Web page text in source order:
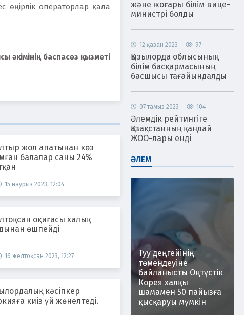
өңірлік операторлар қала
әкімінің баспасөз қызметі
жол апатынан көз
балалар саны 24%
15 наурыз 2023, 12:04
оқиғасы халық
өшпейді
16 желтоқсан 2023, 12:27
кәсіпкер
киіз үй жөнелтеді.
және жоғары білім вице-
министрі болды
12 қазан 2023 97
Қызылорда облысының
білім басқармасының
басшысы тағайындалды
07 тамыз 2023 104
Әлемдік рейтингіге
Қазақстанның қандай
ЖОО-лары енді
ӘЛЕМ
Туу деңгейінің
төмендеуіне
байланысты Оңтүстік
Корея халқы
шамамен 50 пайызға
қысқаруы мүмкін